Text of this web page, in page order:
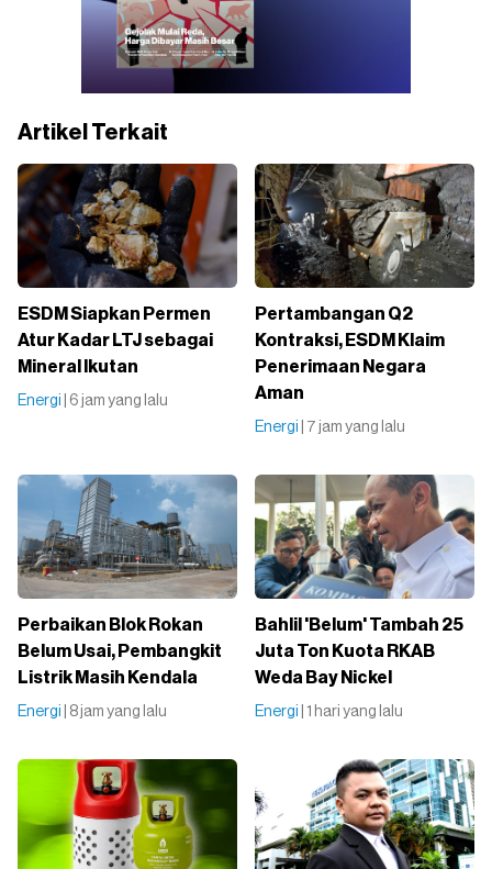
Artikel Terkait
ESDM Siapkan Permen
Atur Kadar LTJ sebagai
Mineral Ikutan
Energi | 6 jam yang lalu
Pertambangan Q2
Kontraksi, ESDM Klaim
Penerimaan Negara
Aman
Energi | 7 jam yang lalu
Perbaikan Blok Rokan
Belum Usai, Pembangkit
Listrik Masih Kendala
Energi | 8 jam yang lalu
Bahlil 'Belum' Tambah 25
Juta Ton Kuota RKAB
Weda Bay Nickel
Energi | 1 hari yang lalu